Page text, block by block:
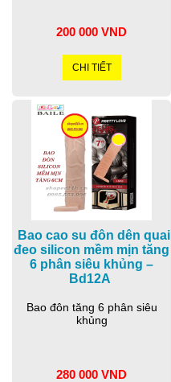
200 000 VND
CHI TIẾT
Bao cao su đôn dên quai
đeo silicon mềm mịn tăng
6 phân siêu khủng –
Bd12A
Bao đôn tăng 6 phân siêu
khủng
280 000 VND